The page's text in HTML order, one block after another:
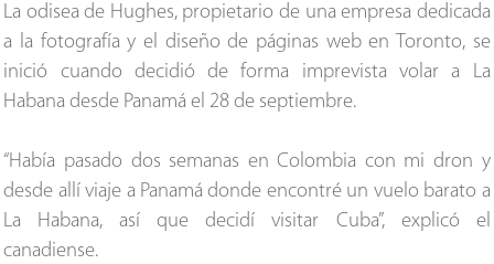
La odisea de Hughes, propietario de una empresa dedicada
a la fotografía y el diseño de páginas web en Toronto, se
inició cuando decidió de forma imprevista volar a La
Habana desde Panamá el 28 de septiembre.
“Había pasado dos semanas en Colombia con mi dron y
desde allí viaje a Panamá donde encontré un vuelo barato a
La Habana, así que decidí visitar Cuba”, explicó el
canadiense.